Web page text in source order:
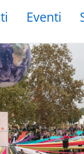
Eventi